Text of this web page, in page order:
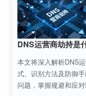
DNS运营商劫持是
本文将深入解析DNS
式、识别方法及防御
问题，掌握规避和应